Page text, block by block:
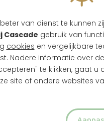
van dienst te kunnen
Cascade gebruik van
cookies en vergelijkbare
Nadere informatie over
te klikken, gaat
site of andere websites
Eten & Drinken